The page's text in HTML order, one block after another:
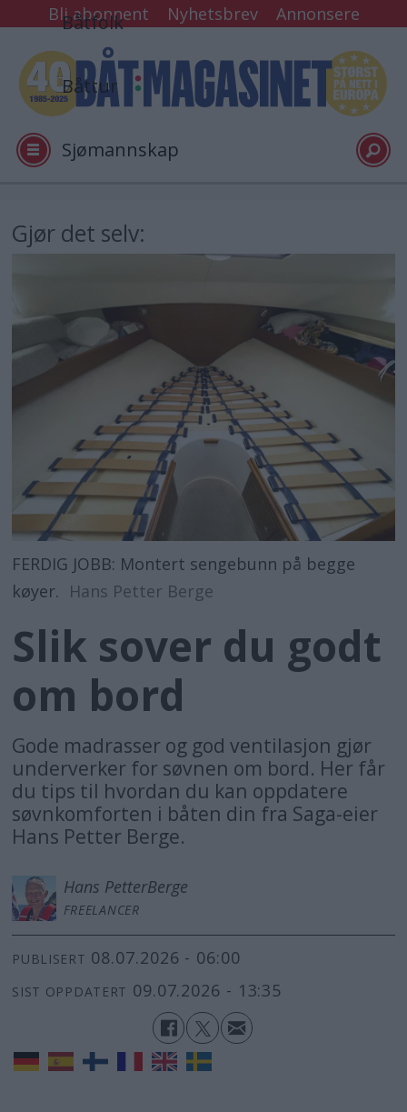
Bli abonnent Nyhetsbrev Annonsere
Båtfolk
Båttur
Sjømannskap
Video
Logg inn
Gjør det selv:
FERDIG JOBB: Montert sengebunn på begge
køyer.
Hans Petter Berge
Slik sover du godt
om bord
Gode madrasser og god ventilasjon gjør
underverker for søvnen om bord. Her får
du tips til hvordan du kan oppdatere
søvnkomforten i båten din fra Saga-eier
Hans Petter Berge.
Hans PetterBerge
FREELANCER
PUBLISERT 08.07.2026 - 06:00
SIST OPPDATERT 09.07.2026 - 13:35